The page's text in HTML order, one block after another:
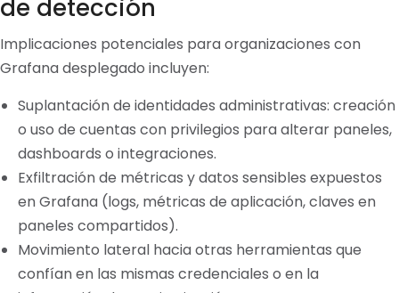
de detección
Implicaciones potenciales para organizaciones con
Grafana desplegado incluyen:
Suplantación de identidades administrativas: creación
o uso de cuentas con privilegios para alterar paneles,
dashboards o integraciones.
Exfiltración de métricas y datos sensibles expuestos
en Grafana (logs, métricas de aplicación, claves en
paneles compartidos).
Movimiento lateral hacia otras herramientas que
confían en las mismas credenciales o en la